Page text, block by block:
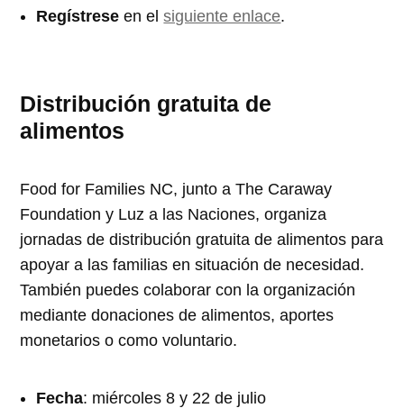
Regístrese en elsiguiente enlace.
Distribución gratuita de
alimentos
Food for Families NC, junto a The Caraway
Foundation y Luz a las Naciones, organiza
jornadas de distribución gratuita de alimentos para
apoyar a las familias en situación de necesidad.
También puedes colaborar con la organización
mediante donaciones de alimentos, aportes
monetarios o como voluntario.
Fecha: miércoles 8 y 22 de julio